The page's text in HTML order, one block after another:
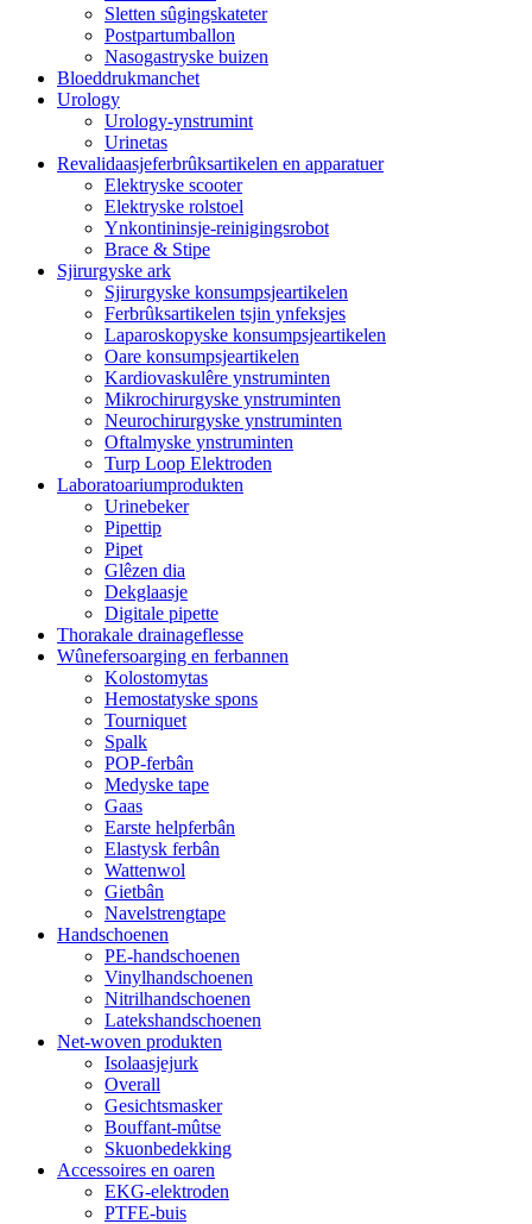
Sletten sûgingskateter
Postpartumballon
Nasogastryske buizen
Bloeddrukmanchet
Urology
Urology-ynstrumint
Urinetas
Revalidaasjeferbrûksartikelen en apparatuer
Elektryske scooter
Elektryske rolstoel
Ynkontininsje-reinigingsrobot
Brace & Stipe
Sjirurgyske ark
Sjirurgyske konsumpsjeartikelen
Ferbrûksartikelen tsjin ynfeksjes
Laparoskopyske konsumpsjeartikelen
Oare konsumpsjeartikelen
Kardiovaskulêre ynstruminten
Mikrochirurgyske ynstruminten
Neurochirurgyske ynstruminten
Oftalmyske ynstruminten
Turp Loop Elektroden
Laboratoariumprodukten
Urinebeker
Pipettip
Pipet
Glêzen dia
Dekglaasje
Digitale pipette
Thorakale drainageflesse
Wûnefersoarging en ferbannen
Kolostomytas
Hemostatyske spons
Tourniquet
Spalk
POP-ferbân
Medyske tape
Gaas
Earste helpferbân
Elastysk ferbân
Wattenwol
Gietbân
Navelstrengtape
Handschoenen
PE-handschoenen
Vinylhandschoenen
Nitrilhandschoenen
Latekshandschoenen
Net-woven produkten
Isolaasjejurk
Overall
Gesichtsmasker
Bouffant-mûtse
Skuonbedekking
Accessoires en oaren
EKG-elektroden
PTFE-buis